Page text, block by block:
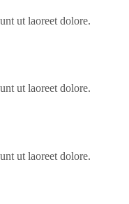
ut laoreet dolore.
ut laoreet dolore.
ut laoreet dolore.